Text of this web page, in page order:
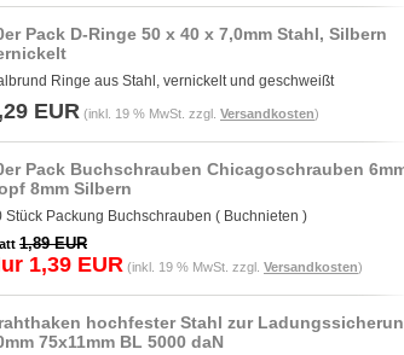
Pack D-Ringe 50 x 40 x 7,0mm Stahl, Silbern
Ringe aus Stahl, vernickelt und geschweißt
EUR (inkl. 19 % MwSt. zzgl. Versandkosten)
Pack Buchschrauben Chicagoschrauben
8mm Silbern
Stück Packung Buchschrauben ( Buchnieten )
1,89 EUR
1,39 EUR (inkl. 19 % MwSt. zzgl. Versandkosten)
hochfester Stahl zur
75x11mm BL 5000 daN